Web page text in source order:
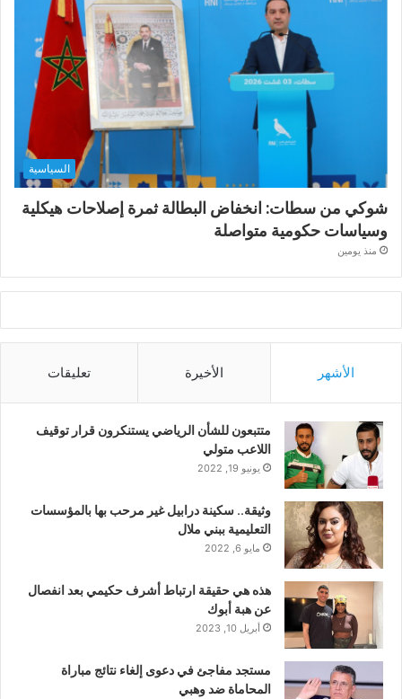
السياسية
شوكي من سطات: انخفاض البطالة ثمرة إصلاحات هيكلية
وسياسات حكومية متواصلة
منذ يومين
الأشهر الأخيرة تعليقات
متتبعون للشأن الرياضي يستنكرون قرار توقيف
اللاعب متولي
يونيو 19, 2022
وثيقة.. سكينة درابيل غير مرحب بها بالمؤسسات
التعليمية ببني ملال
مايو 6, 2022
هذه هي حقيقة ارتباط أشرف حكيمي بعد انفصال
عن هبة أبوك
أبريل 10, 2023
مستجد مفاجئ في دعوى إلغاء نتائج مباراة
المحاماة ضد وهبي